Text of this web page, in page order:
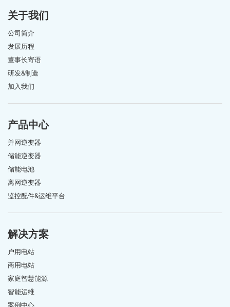
关于我们
公司简介
发展历程
董事长寄语
研发&制造
加入我们
产品中心
并网逆变器
储能逆变器
储能电池
离网逆变器
监控配件&运维平台
解决方案
户用电站
商用电站
家庭智慧能源
智能运维
案例中心